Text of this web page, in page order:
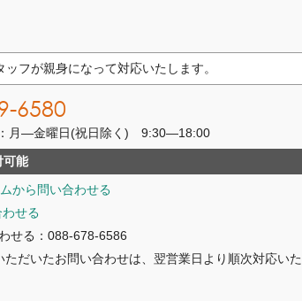
ッフが親身になって対応いたします。
6580
月―金曜日(祝日除く) 9:30―18:00
可能
から問い合わせる
せる
せる：088-678-6586
だいたお問い合わせは、翌営業日より順次対応いた